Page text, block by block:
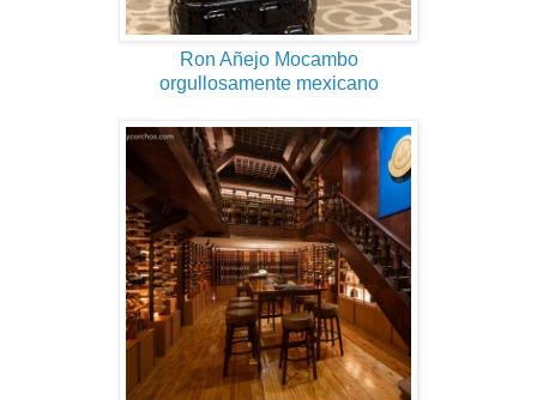
Ron Añejo Mocambo
orgullosamente mexicano